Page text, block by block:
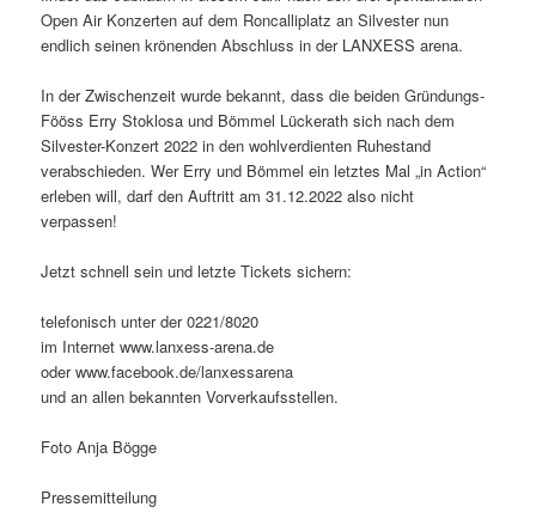
Open Air Konzerten auf dem Roncalliplatz an Silvester nun
endlich seinen krönenden Abschluss in der LANXESS arena.
In der Zwischenzeit wurde bekannt, dass die beiden Gründungs-
Fööss Erry Stoklosa und Bömmel Lückerath sich nach dem
Silvester-Konzert 2022 in den wohlverdienten Ruhestand
verabschieden. Wer Erry und Bömmel ein letztes Mal „in Action“
erleben will, darf den Auftritt am 31.12.2022 also nicht
verpassen!
Jetzt schnell sein und letzte Tickets sichern:
telefonisch unter der 0221/8020
im Internet www.lanxess-arena.de
oder www.facebook.de/lanxessarena
und an allen bekannten Vorverkaufsstellen.
Foto Anja Bögge
Pressemitteilung